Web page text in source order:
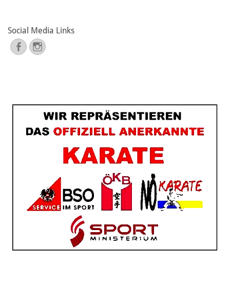
Social Media Links
FacebookInstagram